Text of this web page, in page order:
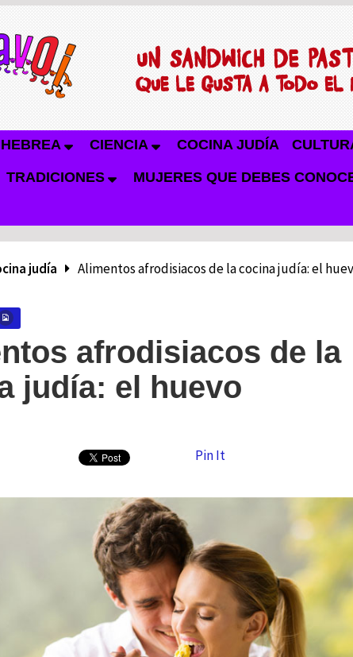
CIENCIA COCINA JUDÍA
TRADICIONES MUJERES QUE DEBES
judía Alimentos afrodisiacos de la cocina judía: el
afrodisiacos de la
judía: el huevo
Pin It